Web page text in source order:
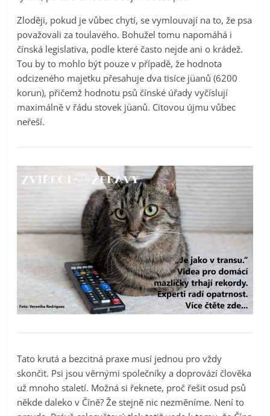
Zloději, pokud je vůbec chytí, se vymlouvají na to, že psa
považovali za toulavého. Bohužel tomu napomáhá i
čínská legislativa, podle které často nejde ani o krádež.
Tou by to mohlo být pouze v případě, že hodnota
odcizeného majetku přesahuje dva tisíce jüanů (6200
korun), přičemž hodnotu psů čínské úřady vyčíslují
maximálně v řádu stovek jüanů. Citovou újmu vůbec
neřeší.
Tato krutá a bezcitná praxe musí jednou pro vždy
skončit. Psi jsou věrnými společníky a doprovází člověka
už mnoho staletí. Možná si řeknete, proč řešit osud psů
někde daleko v Číně? Že stejně nic nezměníme. Není to